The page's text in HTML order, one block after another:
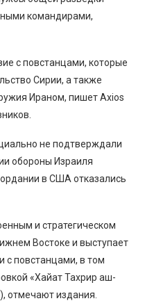
командирами,
с повстанцами, которые
Сирии, а также
Ираном, пишет Axios
не подтверждали
обороны Израиля
в США отказались
и стратегическом
Востоке и выступает
с повстанцами, в том
«Хайат Тахрир аш-
отмечают издания.